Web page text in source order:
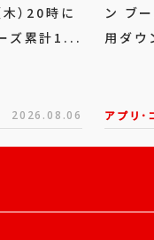
）20時に
ズ累計1...
2026.08.06
ン ブ
用ダウ
アプリ･